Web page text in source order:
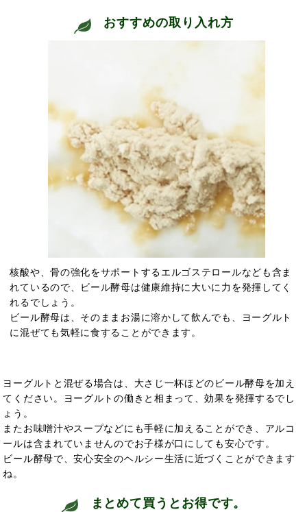
おすすめの取り入れ方
核酸や、骨の強化をサポートするエルゴステロールなども含ま
れているので、ビール酵母は健康維持に大いに力を発揮してく
れるでしょう。
ビール酵母は、そのままお湯に溶かして飲んでも、ヨーグルト
に混ぜても気軽に食することができます。
ヨーグルトと混ぜる場合は、大さじ一杯ほどのビール酵母を加え
てください。ヨーグルトの働きと相まって、効果を発揮するでし
ょう。
またお味噌汁やスープなどにも手軽に加えることができ、アルコ
ールは含まれていませんのでお子様が口にしても安心です。
ビール酵母で、安心安全のヘルシー生活に近づくことができます
ね。
まとめて買うとお得です。